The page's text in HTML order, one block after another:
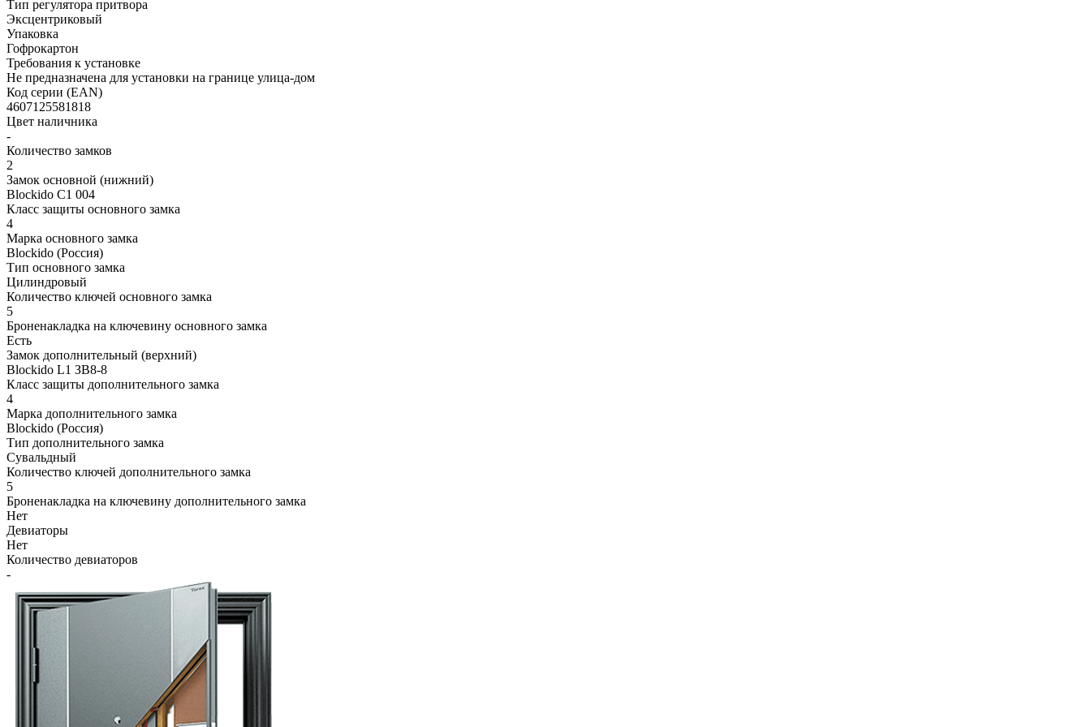
Тип регулятора притвора
Эксцентриковый
Упаковка
Гофрокартон
Требования к установке
Не предназначена для установки на границе улица-дом
Код серии (EAN)
4607125581818
Цвет наличника
-
Количество замков
2
Замок основной (нижний)
Blockido C1 004
Класс защиты основного замка
4
Марка основного замка
Blockido (Россия)
Тип основного замка
Цилиндровый
Количество ключей основного замка
5
Броненакладка на ключевину основного замка
Есть
Замок дополнительный (верхний)
Blockido L1 ЗВ8-8
Класс защиты дополнительного замка
4
Марка дополнительного замка
Blockido (Россия)
Тип дополнительного замка
Сувальдный
Количество ключей дополнительного замка
5
Броненакладка на ключевину дополнительного замка
Нет
Девиаторы
Нет
Количество девиаторов
-